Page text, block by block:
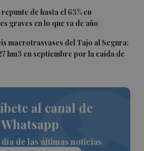
de hasta el 63% en
graves en lo que va de año
macrotrasvases del Tajo al Segura:
hm3 en septiembre por la caída de
al canal de
Whatsapp
de las últimas noticias